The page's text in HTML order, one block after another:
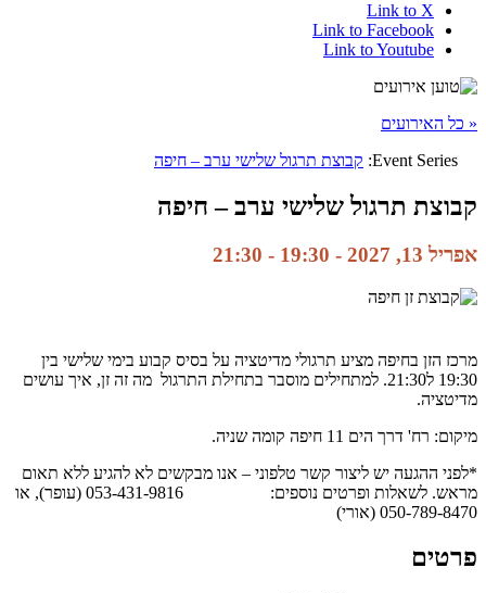
Link to X
Link to Facebook
Link to Youtube
« כל האירועים
Event Series: קבוצת תרגול שלישי ערב – חיפה
קבוצת תרגול שלישי ערב – חיפה
אפריל 13, 2027 - 19:30 -
21:30
מרכז הזן בחיפה מציע תרגולי מדיטציה על בסיס קבוע בימי שלישי בין
19:30 ל21:30. למתחילים מוסבר בתחילת התרגול מה זה זן, איך עושים
מדיטציה.
מיקום: רח' דרך הים 11 חיפה קומה שניה.
*לפני ההגעה יש ליצור קשר טלפוני – אנו מבקשים לא להגיע ללא תאום
מראש. לשאלות ופרטים נוספים: 053-431-9816 (עופר), או
050-789-8470 (אורי)
פרטים